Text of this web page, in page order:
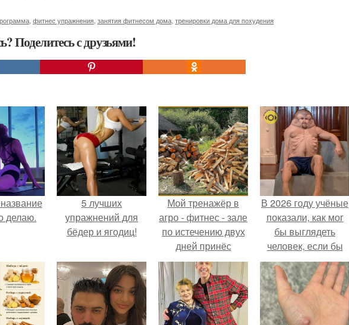
фитнес упражнения занятия фитнесом дома тренировки дома для похудения
Поделитесь с друзьями!
делаю.
5 лучших
упражнений для
бёдер и ягодиц!
Мой тренажёр в
агро - фитнес - зале
по истечению двух
дней принёс
ощутимый
результат.
В 2026 году учёные
показали, как мог
бы выглядеть
человек, если бы
его тело
эволюционировало
специально для
выживания в
автокатастpoфах.